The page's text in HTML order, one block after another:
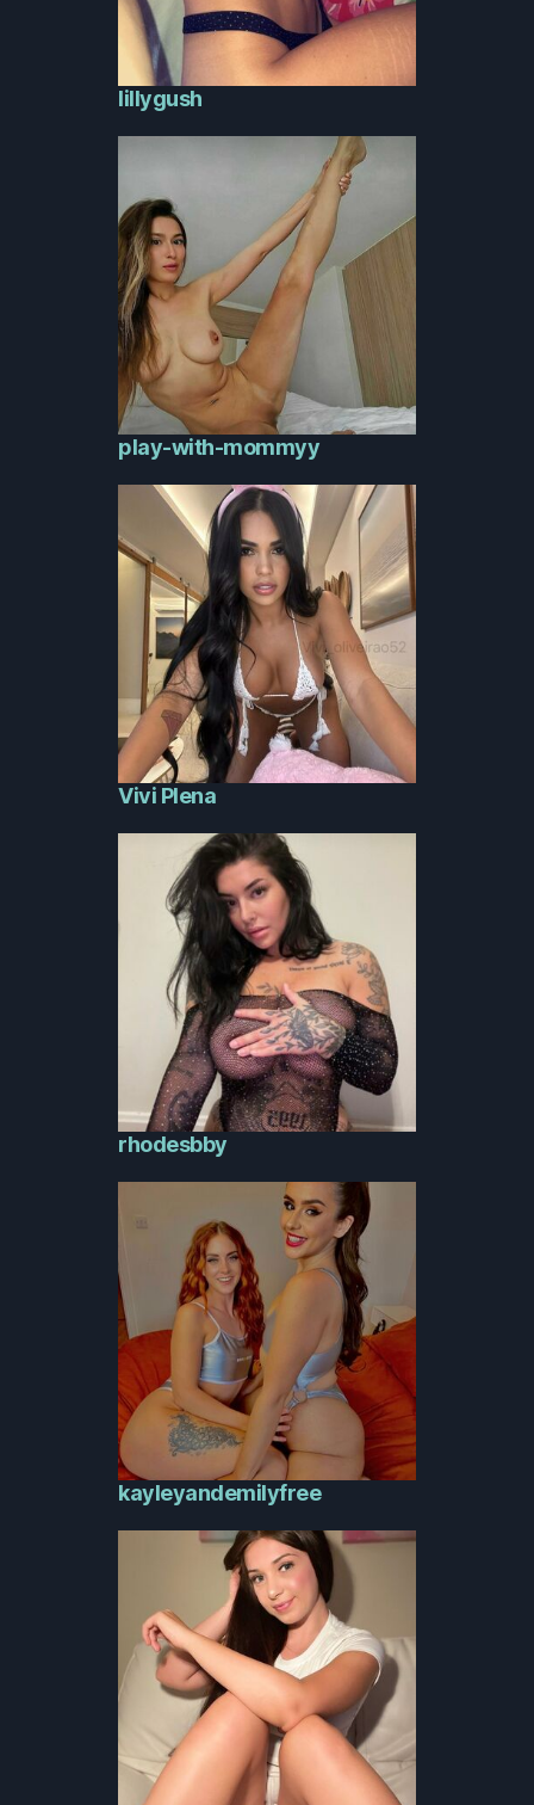
lillygush
play-with-mommyy
Vivi Plena
rhodesbby
kayleyandemilyfree